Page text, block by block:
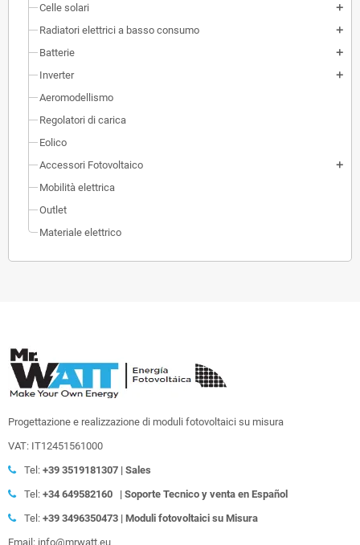
Celle solari add
Radiatori elettrici a basso consumo add
Batterie add
Inverter add
Aeromodellismo
Regolatori di carica
Eolico
Accessori Fotovoltaico
add
Mobilità elettrica
Outlet
Materiale elettrico
Progettazione e realizzazione di moduli fotovoltaici su misura
VAT: IT12451561000
Tel: +39 3519181307 | Sales
Tel: +34 649582160 | Soporte Tecnico y venta en Español
Tel: +39 3496350473 | Moduli fotovoltaici su Misura
Email: info@mrwatt.eu